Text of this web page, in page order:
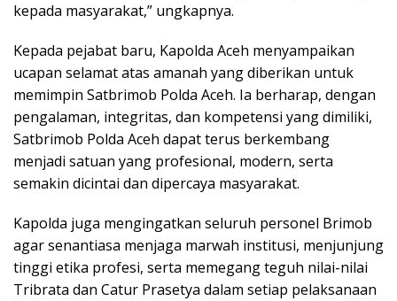
kepada masyarakat,” ungkapnya.
Kepada pejabat baru, Kapolda Aceh menyampaikan
ucapan selamat atas amanah yang diberikan untuk
memimpin Satbrimob Polda Aceh. Ia berharap, dengan
pengalaman, integritas, dan kompetensi yang dimiliki,
Satbrimob Polda Aceh dapat terus berkembang
menjadi satuan yang profesional, modern, serta
semakin dicintai dan dipercaya masyarakat.
Kapolda juga mengingatkan seluruh personel Brimob
agar senantiasa menjaga marwah institusi, menjunjung
tinggi etika profesi, serta memegang teguh nilai-nilai
Tribrata dan Catur Prasetya dalam setiap pelaksanaan